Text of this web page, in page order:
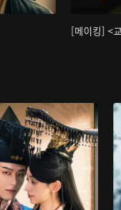
[메이킹] <